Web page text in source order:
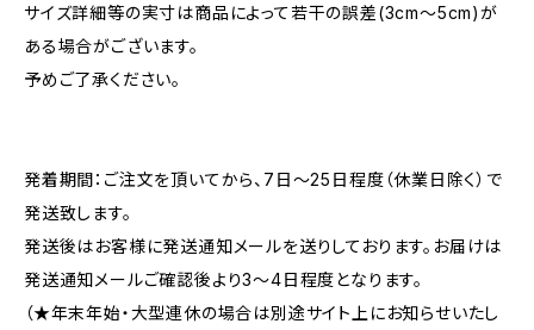
サイズ詳細等の実寸は商品によって若干の誤差(3cm〜5cm)が
ある場合がございます。
予めご了承ください。
発着期間：ご注文を頂いてから、7日〜25日程度（休業日除く）で
発送致します。
発送後はお客様に発送通知メールを送りしております。お届けは
発送通知メールご確認後より3〜4日程度となります。
（★年末年始・大型連休の場合は別途サイト上にお知らせいたし